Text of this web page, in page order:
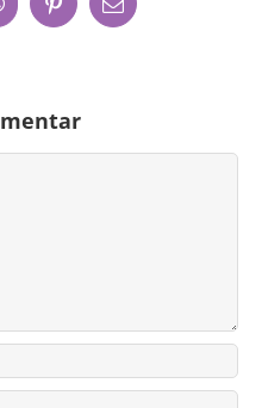
Pinterest
E-
Mail